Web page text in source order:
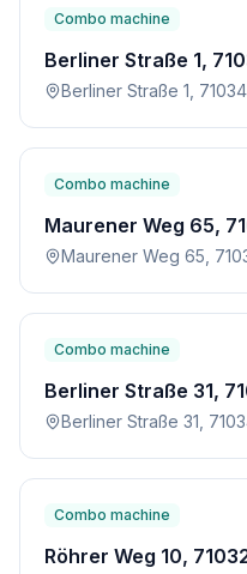
Combo machine
Berliner Straße 1,
Berliner Straße 1,
Combo machine
Maurener Weg 65,
Maurener Weg 65,
Combo machine
Berliner Straße 31,
Berliner Straße 31,
Combo machine
Röhrer Weg 10,